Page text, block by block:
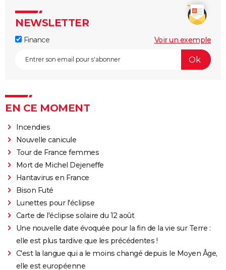
NEWSLETTER
Finance Voir un exemple
EN CE MOMENT
Incendies
Nouvelle canicule
Tour de France femmes
Mort de Michel Dejeneffe
Hantavirus en France
Bison Futé
Lunettes pour l'éclipse
Carte de l'éclipse solaire du 12 août
Une nouvelle date évoquée pour la fin de la vie sur Terre :
elle est plus tardive que les précédentes !
C'est la langue qui a le moins changé depuis le Moyen Âge,
elle est européenne